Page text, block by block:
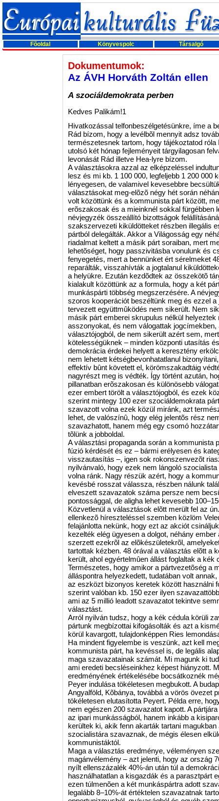
Fõoldal Könyvespolc Társalgó
Dokumentumok:
Az ÁVH Horváth Zoltán ellen
A szociáldemokrata perben
Kedves Palikám!1
Hivatkozással telfonbeszélgetésünkre, íme a
Rád bízom, hogy a levélbõl mennyit adsz
természetesnek tartom, hogy tájékoztatod
utolsó két hónap fejleményeit tárgyilagosan
levonását Rád illetve Hea-lyre bízom.
A választásokra azzal az elképzeléssel
lesz és mi kb. 1 100 000, legfeljebb 1 200 000
lényegesen, de valamivel kevesebbre
választásokat meg-elõzõ négy hét során
volt közöttünk és a kommunista párt között,
erõszakosak és a mieinknél sokkal fürgébben
névjegyzék összeállító bizottságok
szakszervezeti kiküldötteket részben illegális
pártból delegálták. Akkor a Világosság egy
riadalmat keltett a másik párt soraiban, mert
lehetõséget, hogy passzivitásba vonulunk és
fenyegetés, mert a bennünket ért sérelmeket
reparálták, visszahívták a jogtalanul
a helyükre. Ezután kezdõdtek az összekötõ
kialakult közöttünk az a formula, hogy a két
munkáspárti többség megszerzésére. A
szoros kooperációt beszéltünk meg és ezzel a
tervezett együttmûködés nem sikerült. Nem
másik párt emberei skrupulus nélkül helyeztek
asszonyokat, és nem válogattak
választójogból, de nem sikerült azért sem,
kötelességüknek – minden központi utasítás
demokrácia érdekei helyett a keresztény
nem lehetett kétségbevonhatatlanul
effektív bûnt követett el, körömszakadtáig
nagyrészt meg is védték. Így történt azután,
pillanatban erõszakosan és különösebb
ezer embert törölt a választójogból, és ezek
szerint mintegy 100 ezer szociáldemokrata
szavazott volna ezek közül miránk, azt
lehet, de valószínû, hogy elég jelentõs rész
szavazhatott, hanem még egy csomó
tõlünk a jobboldal.
A választási propaganda során a kommunista
fúzió kérdését és ez – bármi erélyesen és
visszautasítás –, igen sok rokonszenvezõt
nyilvánvaló, hogy ezek nem lángoló
volna ránk. Nagy részük azért, hogy a
kevésbé rosszat válassza, részben nálunk
elveszett szavazatok száma persze nem
pontossággal, de aligha lehet kevesebb
Közvetlenül a választások elõtt merült fel az
ellenkezõ híreszteléssel szemben közlöm
felajánlotta nekünk, hogy ezt az akciót
kezelték elég ügyesen a dolgot, néhány
szerzett ezekrõl az elõkészületekrõl,
tartottak kézben. 48 órával a választás elõtt a
került, ahol egyértelmûen állást foglaltak a kék
Természetes, hogy amikor a pártvezetõség a
álláspontra helyezkedett, tudatában volt
az eszközt bizonyos keretek között használni
szerint valóban kb. 150 ezer ilyen
ami az 5 millió leadott szavazatot tekintve
választást.
Arról nyilván tudsz, hogy a kék cédula körüli
pártunk megbízottai kifogásolták és azt a
körül kavargott, tulajdonképpen Ries
Ha mindent figyelembe is veszünk, azt kell
kommunista párt, ha kevéssel is, de legális
maga szavazatainak számát. Mi magunk ki
ami eredeti becsléseinkhez képest hiányzott.
eredményének értékelésébe bocsátkoznék
Peyer indulása tökéletesen megbukott. A
Angyalföld, Kõbánya, továbbá a vörös övezet
tökéletesen elutasította Peyert. Példa erre,
nem egészen 200 szavazatot kapott. A
az ipari munkásságból, hanem inkább a
kerültek ki, akik fenn akarták tartani
szocialistára szavaznak, de mégis élesen
kommunistáktól.
Maga a választás eredménye, véleményen
magánvélemény – azt jelenti, hogy az ország
nyílt ellenszázalék 40%-án után túl a
használhatatlan a kisgazdák és a parasztpárt
ezen túlmenõen a két munkáspártra adott
legalább 8–10%-át értéktelen szavazatnak